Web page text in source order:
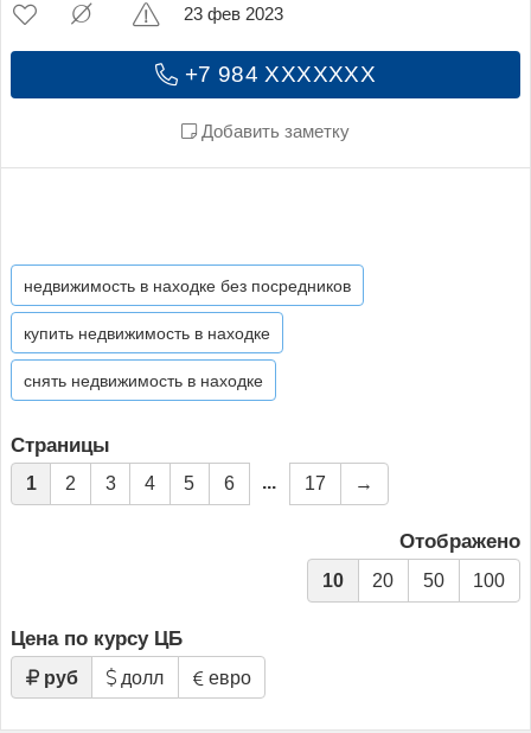
+7 984 XXXXXXX
Добавить заметку
23 фев 2023
недвижимость в находке без посредников
купить недвижимость в находке
снять недвижимость в находке
Страницы
1 2 3 4 5 6 ... 17 →
Отображено
10 20 50 100
Цена по курсу ЦБ
руб долл евро